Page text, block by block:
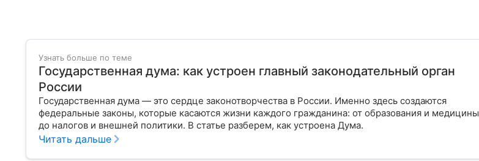
Узнать больше по теме
Государственная дума: как устроен главный законодательный орган
России
Государственная дума — это сердце законотворчества в России. Именно здесь создаются
федеральные законы, которые касаются жизни каждого гражданина: от образования и медицины
до налогов и внешней политики. В статье разберем, как устроена Дума.
Читать дальше